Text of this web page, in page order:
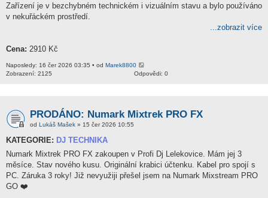
Zařízení je v bezchybném technickém i vizuálním stavu a bylo používáno
v nekuřáckém prostředí.
...zobrazit více
Cena: 2910 Kč
Naposledy: 16 čer 2026 03:35 • od Marek8800
Odpovědi: 0
Zobrazení: 2125
PRODÁNO: Numark Mixtrek PRO FX
od Lukáš Mašek » 15 čer 2026 10:55
KATEGORIE: DJ TECHNIKA
Numark Mixtrek PRO FX zakoupen v Profi Dj Lelekovice. Mám jej 3
měsíce. Stav nového kusu. Originální krabici účtenku. Kabel pro spojí s
PC. Záruka 3 roky! Již nevyužiji přešel jsem na Numark Mixstream PRO
GO ❤️